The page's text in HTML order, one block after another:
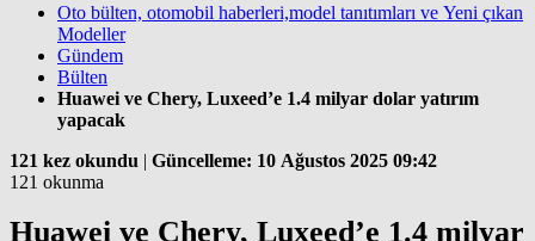
Oto bülten, otomobil haberleri,model tanıtımları ve Yeni çıkan
Modeller
Gündem
Bülten
Huawei ve Chery, Luxeed’e 1.4 milyar dolar yatırım
yapacak
121 kez okundu | Güncelleme: 10 Ağustos 2025 09:42
121 okunma
Huawei ve Chery, Luxeed’e 1.4 milyar